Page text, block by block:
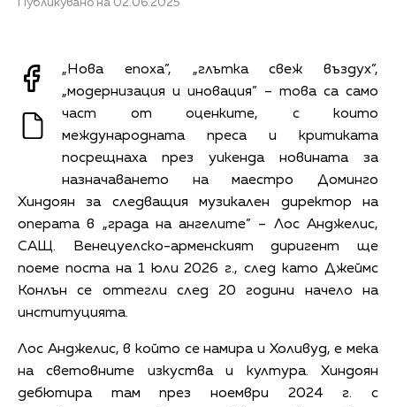
Публикувано на 02.06.2025
„Нова епоха”, „глътка свеж въздух”,
„модернизация и иновация” – това са само
част от оценките, с които
международната преса и критиката
посрещнаха през уикенда новината за
назначаването на маестро Доминго
Хиндоян за следващия музикален директор на
операта в „града на ангелите” – Лос Анджелис,
САЩ. Венецуелско-арменският диригент ще
поеме поста на 1 юли 2026 г., след като Джеймс
Конлън се оттегли след 20 години начело на
институцията.
Лос Анджелис, в който се намира и Холивуд, е мека
на световните изкуства и култура. Хиндоян
дебютира там през ноември 2024 г. с